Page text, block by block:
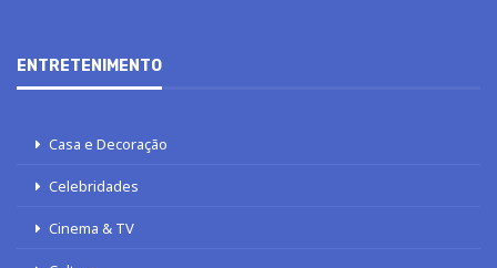
ENTRETENIMENTO
Casa e Decoração
Celebridades
Cinema & TV